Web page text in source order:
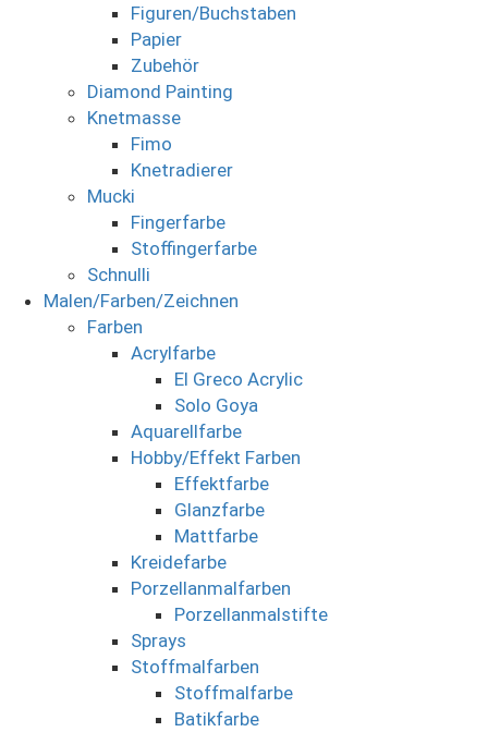
Figuren/Buchstaben
Papier
Zubehör
Diamond Painting
Knetmasse
Fimo
Knetradierer
Mucki
Fingerfarbe
Stoffingerfarbe
Schnulli
Malen/Farben/Zeichnen
Farben
Acrylfarbe
El Greco Acrylic
Solo Goya
Aquarellfarbe
Hobby/Effekt Farben
Effektfarbe
Glanzfarbe
Mattfarbe
Kreidefarbe
Porzellanmalfarben
Porzellanmalstifte
Sprays
Stoffmalfarben
Stoffmalfarbe
Batikfarbe